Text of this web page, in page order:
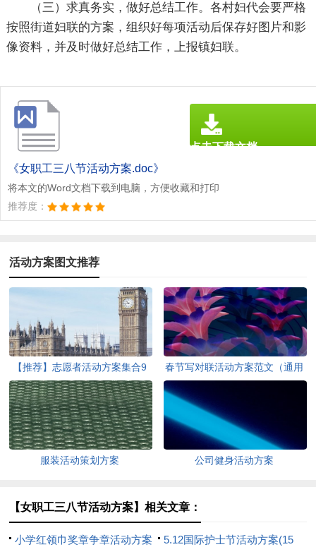
（三）求真务实，做好总结工作。各村妇代会要严格
按照街道妇联的方案，组织好每项活动后保存好图片和影
像资料，并及时做好总结工作，上报镇妇联。
《女职工三八节活动方案.doc》
将本文的Word文档下载到电脑，方便收藏和打印
推荐度：
点击下载文档
活动方案图文推荐
【推荐】志愿者活动方案集合9
篇
春节写对联活动方案范文（通用
服装活动策划方案 公司健身活动方案
【女职工三八节活动方案】相关文章：
小学红领巾奖章争章活动方案 5.12国际护士节活动方案(15